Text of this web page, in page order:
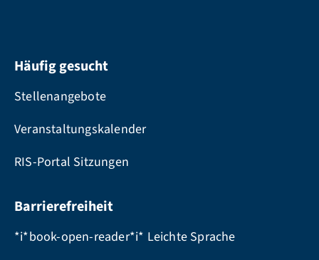
Häufig gesucht
Stellenangebote
Veranstaltungskalender
RIS-Portal Sitzungen
Barrierefreiheit
*i*book-open-reader*i* Leichte Sprache